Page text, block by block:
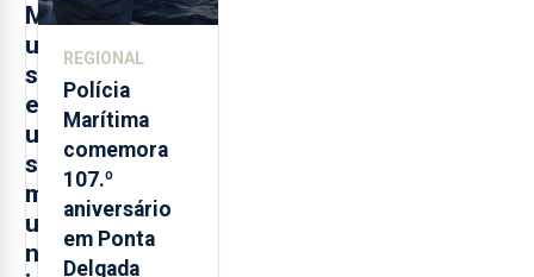
M
u
s
e
u
s
m
u
n
REGIONAL
Polícia
Marítima
comemora
107.º
aniversário
em Ponta
Delgada